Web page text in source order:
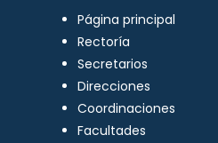
Página principal
Rectoría
Secretarios
Direcciones
Coordinaciones
Facultades